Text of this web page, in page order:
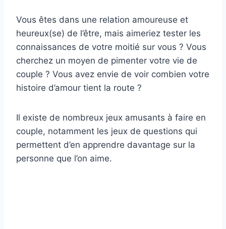
Vous êtes dans une relation amoureuse et
heureux(se) de l’être, mais aimeriez tester les
connaissances de votre moitié sur vous ? Vous
cherchez un moyen de pimenter votre vie de
couple ? Vous avez envie de voir combien votre
histoire d’amour tient la route ?
Il existe de nombreux jeux amusants à faire en
couple, notamment les jeux de questions qui
permettent d’en apprendre davantage sur la
personne que l’on aime.